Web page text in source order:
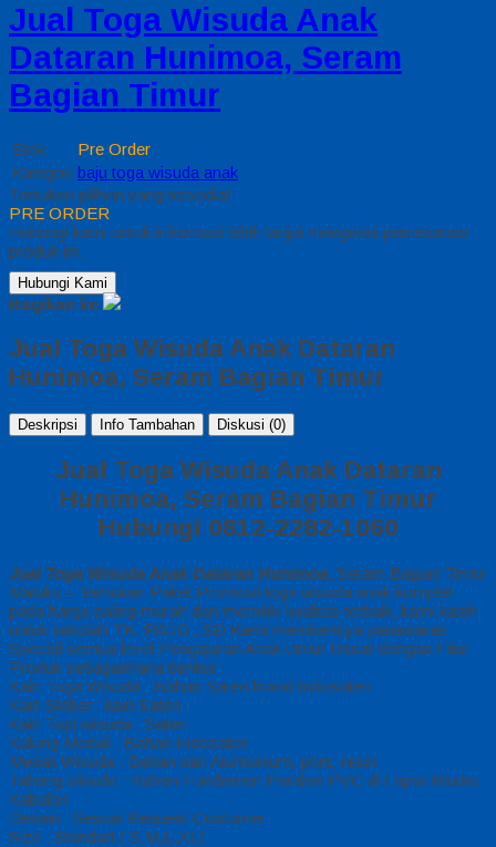
Jual Toga Wisuda Anak
Dataran Hunimoa, Seram
Bagian Timur
Stok
Pre Order
Kategori baju toga wisuda anak
Tentukan pilihan yang tersedia!
PRE ORDER
Hubungi kami untuk informasi lebih lanjut mengenai pemesanan
produk ini.
Hubungi Kami
Bagikan ke
Jual Toga Wisuda Anak Dataran
Hunimoa, Seram Bagian Timur
Deskripsi Info Tambahan Diskusi (0)
Jual Toga Wisuda Anak Dataran
Hunimoa, Seram Bagian Timur
Hubungi 0812-2282-1060
Jual Toga Wisuda Anak Dataran Hunimoa, Seram Bagian Timur
Maluku – Temukan Paket Promosi toga wisuda anak komplet
pada harga paling murah dan memiliki kualitas terbaik, kami kasih
untuk sekolah TK, PAUD , SD Kami memberinya penawaran
Special semua level Pengajaran Anak Umur Dasar dengan Fitur
Produk sebagaimana berikut :
Kain Toga Wisuda : Bahan Saten brand Indosaten
Kain Sleber : kain Saten
Kain Topi wisuda : Saten
Kalung Medali : Bahan Indosaten
Medali Wisuda : Bahan dari Alumunium, print, resin
Tabung wisuda : Bahan Fundamen Paralon PVC di Lapisi Bludru
Kabulon
Desain : Sesuai Request Costumer
Size : Standart ( S,M,L,XL)